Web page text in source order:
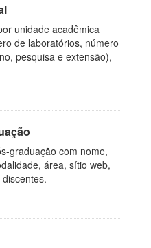
unidade acadêmica
de laboratórios, número
pesquisa e extensão),
graduação com nome,
área, sítio web,